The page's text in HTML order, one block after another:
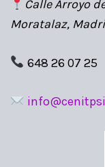
Calle Arroyo
Moratalaz,
648 26 07 25